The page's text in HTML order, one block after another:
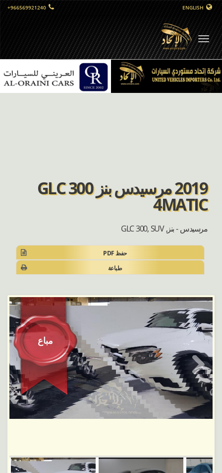
ENGLISH
+966569921240
التبديل
الملاحي
2019 مرسيدس بنز GLC 300
4MATIC
مرسيدس - بنز, GLC 300, SUV
حفظ PDF
طباعة
مباع
Next